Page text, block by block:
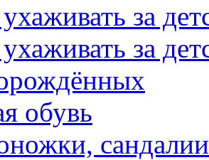
за
за
обувь
сандалии